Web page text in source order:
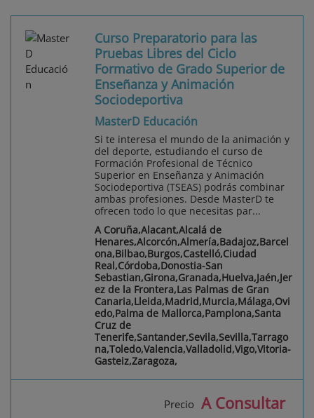
Curso Preparatorio para las
Pruebas Libres del Ciclo
Formativo de Grado Superior de
Enseñanza y Animación
Sociodeportiva
MasterD Educación
Si te interesa el mundo de la animación y
del deporte, estudiando el curso de
Formación Profesional de Técnico
Superior en Enseñanza y Animación
Sociodeportiva (TSEAS) podrás combinar
ambas profesiones. Desde MasterD te
ofrecen todo lo que necesitas par...
A Coruña,Alacant,Alcalá de
Henares,Alcorcón,Almería,Badajoz,Barcel
ona,Bilbao,Burgos,Castelló,Ciudad
Real,Córdoba,Donostia-San
Sebastian,Girona,Granada,Huelva,Jaén,Jer
ez de la Frontera,Las Palmas de Gran
Canaria,Lleida,Madrid,Murcia,Málaga,Ovi
edo,Palma de Mallorca,Pamplona,Santa
Cruz de
Tenerife,Santander,Sevila,Sevilla,Tarrago
na,Toledo,Valencia,Valladolid,Vigo,Vitoria-
Gasteiz,Zaragoza,
Precio A Consultar